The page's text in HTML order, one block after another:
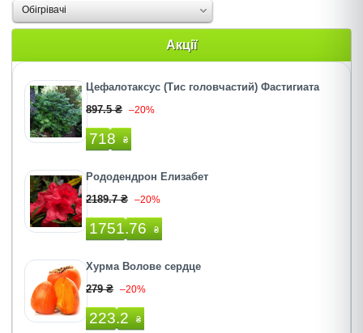
Oбігрівачі
Акції
Цефалотаксус (Тис головчастий) Фастигиата
897.5 ₴ –20%
718 ₴
Рододендрон Елизабет
2189.7 ₴ –20%
1751.76 ₴
Хурма Волове сердце
279 ₴ –20%
223.2 ₴